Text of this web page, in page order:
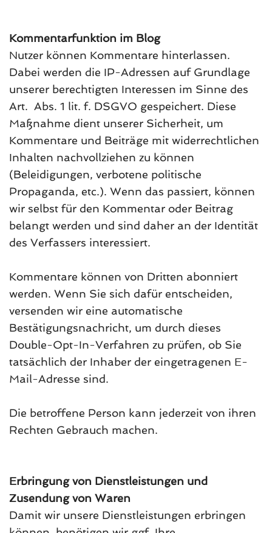
Kommentarfunktion im Blog
Nutzer können Kommentare hinterlassen.
Dabei werden die IP-Adressen auf Grundlage
unserer berechtigten Interessen im Sinne des
Art. Abs. 1 lit. f. DSGVO gespeichert. Diese
Maßnahme dient unserer Sicherheit, um
Kommentare und Beiträge mit widerrechtlichen
Inhalten nachvollziehen zu können
(Beleidigungen, verbotene politische
Propaganda, etc.). Wenn das passiert, können
wir selbst für den Kommentar oder Beitrag
belangt werden und sind daher an der Identität
des Verfassers interessiert.
Kommentare können von Dritten abonniert
werden. Wenn Sie sich dafür entscheiden,
versenden wir eine automatische
Bestätigungsnachricht, um durch dieses
Double-Opt-In-Verfahren zu prüfen, ob Sie
tatsächlich der Inhaber der eingetragenen E-
Mail-Adresse sind.
Die betroffene Person kann jederzeit von ihren
Rechten Gebrauch machen.
Erbringung von Dienstleistungen und
Zusendung von Waren
Damit wir unsere Dienstleistungen erbringen